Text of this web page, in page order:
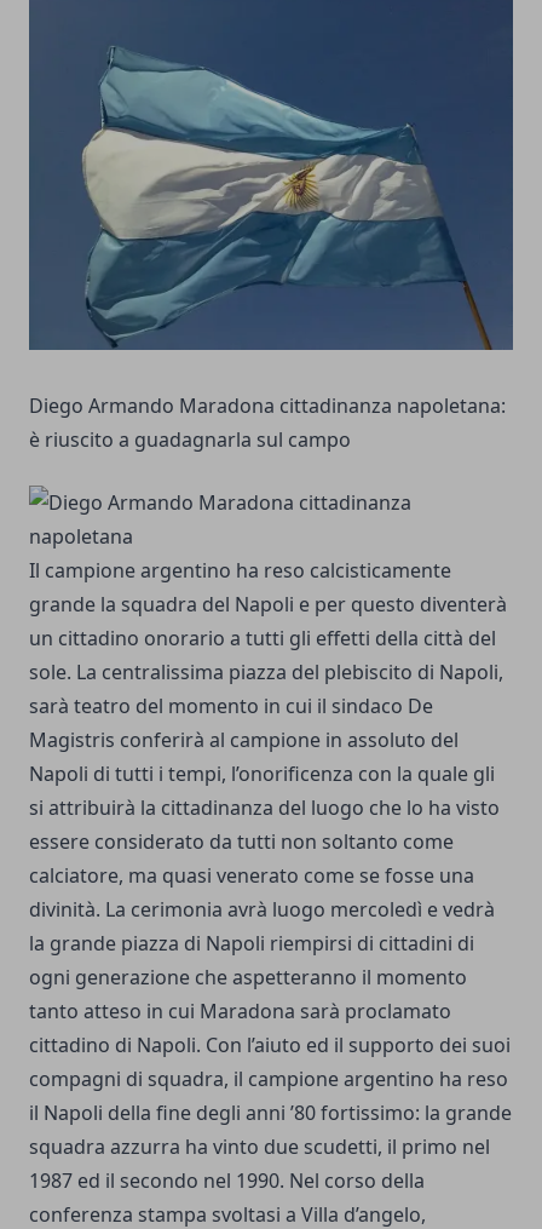
Diego Armando Maradona cittadinanza napoletana:
è riuscito a guadagnarla sul campo
Il campione argentino ha reso calcisticamente
grande la squadra del Napoli e per questo diventerà
un cittadino onorario a tutti gli effetti della città del
sole. La centralissima piazza del plebiscito di Napoli,
sarà teatro del momento in cui il sindaco De
Magistris conferirà al campione in assoluto del
Napoli di tutti i tempi, l’onorificenza con la quale gli
si attribuirà la cittadinanza del luogo che lo ha visto
essere considerato da tutti non soltanto come
calciatore, ma quasi venerato come se fosse una
divinità. La cerimonia avrà luogo mercoledì e vedrà
la grande piazza di Napoli riempirsi di cittadini di
ogni generazione che aspetteranno il momento
tanto atteso in cui Maradona sarà proclamato
cittadino di Napoli. Con l’aiuto ed il supporto dei suoi
compagni di squadra, il campione argentino ha reso
il Napoli della fine degli anni ’80 fortissimo: la grande
squadra azzurra ha vinto due scudetti, il primo nel
1987 ed il secondo nel 1990. Nel corso della
conferenza stampa svoltasi a Villa d’angelo,